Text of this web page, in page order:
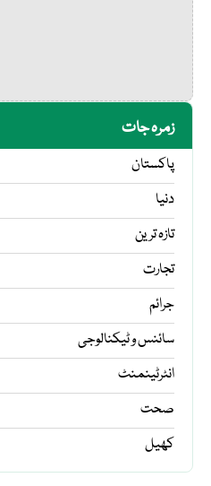
زمرہ جات
پاکستان
دنیا
تازہ ترین
تجارت
جرائم
سائنس و ٹیکنالوجی
انٹرٹینمنٹ
صحت
کھیل